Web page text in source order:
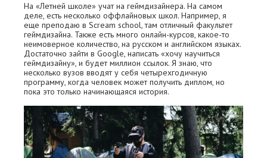
На «Летней школе» учат на геймдизайнера. На самом
деле, есть несколько оффлайновых школ. Например, я
еще преподаю в Scream school, там отличный факультет
геймдизайна. Также есть много онлайн-курсов, какое-то
неимоверное количество, на русском и английском языках.
Достаточно зайти в Google, написать «хочу научиться
геймдизайну», и будет миллион ссылок. Я знаю, что
несколько вузов вводят у себя четырехгодичную
программу, когда человек может получить диплом, но
пока это только начинающаяся история.